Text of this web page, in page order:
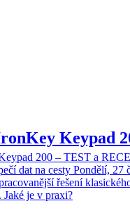
Keypad
200 – TEST a
dat na cesty Pondělí, 27
řešení
Jaké je v praxi?